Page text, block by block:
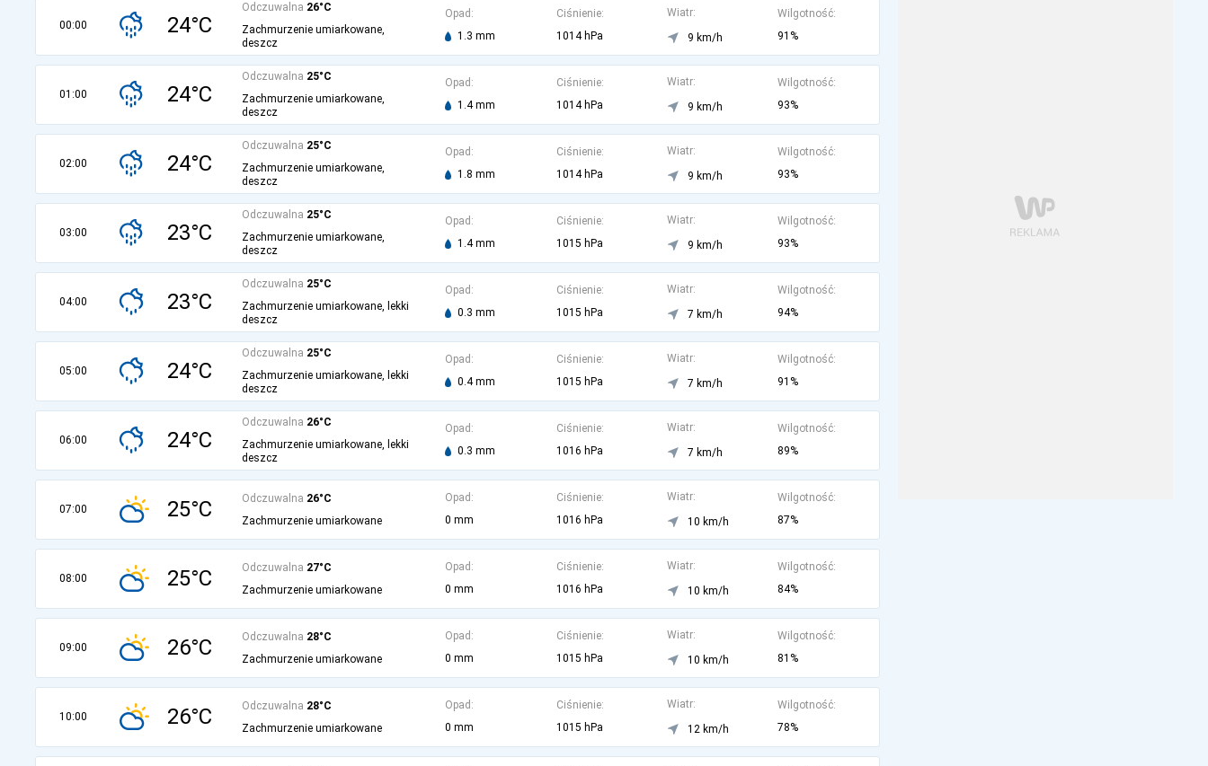
00:00 24°C
Odczuwalna 26°C
Zachmurzenie umiarkowane,
deszcz
Opad:
1.3 mm
Ciśnienie:
1014 hPa
Wiatr:
9 km/h
Wilgotność:
91%
01:00 24°C
Odczuwalna 25°C
Zachmurzenie umiarkowane,
deszcz
Opad:
1.4 mm
Ciśnienie:
1014 hPa
Wiatr:
9 km/h
Wilgotność:
93%
02:00 24°C
Odczuwalna 25°C
Zachmurzenie umiarkowane,
deszcz
Opad:
1.8 mm
Ciśnienie:
1014 hPa
Wiatr:
9 km/h
Wilgotność:
93%
03:00 23°C
Odczuwalna 25°C
Zachmurzenie umiarkowane,
deszcz
Opad:
1.4 mm
Ciśnienie:
1015 hPa
Wiatr:
9 km/h
Wilgotność:
93%
04:00 23°C
Odczuwalna 25°C
Zachmurzenie umiarkowane, lekki
deszcz
Opad:
0.3 mm
Ciśnienie:
1015 hPa
Wiatr:
7 km/h
Wilgotność:
94%
05:00 24°C
Odczuwalna 25°C
Zachmurzenie umiarkowane, lekki
deszcz
Opad:
0.4 mm
Ciśnienie:
1015 hPa
Wiatr:
7 km/h
Wilgotność:
91%
06:00 24°C
Odczuwalna 26°C
Zachmurzenie umiarkowane, lekki
deszcz
Opad:
0.3 mm
Ciśnienie:
1016 hPa
Wiatr:
7 km/h
Wilgotność:
89%
07:00 25°C Odczuwalna 26°C
Zachmurzenie umiarkowane
Opad:
0 mm
Ciśnienie:
1016 hPa
Wiatr:
10 km/h
Wilgotność:
87%
08:00 25°C Odczuwalna 27°C
Zachmurzenie umiarkowane
Opad:
0 mm
Ciśnienie:
1016 hPa
Wiatr:
10 km/h
Wilgotność:
84%
09:00 26°C Odczuwalna 28°C
Zachmurzenie umiarkowane
Opad:
0 mm
Ciśnienie:
1015 hPa
Wiatr:
10 km/h
Wilgotność:
81%
10:00 26°C Odczuwalna 28°C
Zachmurzenie umiarkowane
Opad:
0 mm
Ciśnienie:
1015 hPa
Wiatr:
12 km/h
Wilgotność:
78%